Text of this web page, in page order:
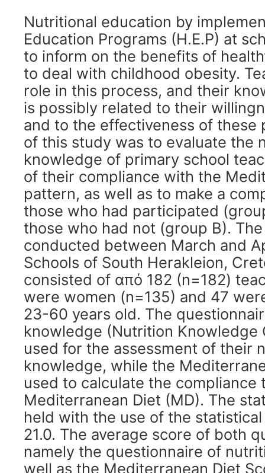
Nutritional education by
Education Programs (H.E.P) at
to inform on the benefits of
to deal with childhood obesity.
role in this process, and their
is possibly related to their
and to the effectiveness of these
of this study was to evaluate the
knowledge of primary school
of their compliance with the
pattern, as well as to make a
those who had participated
those who had not (group B).
conducted between March and
Schools of South Herakleion,
consisted of από 182 (n=182)
were women (n=135) and 47
23-60 years old. The
knowledge (Nutrition Knowledge
used for the assessment of their
knowledge, while the
used to calculate the compliance
Mediterranean Diet (MD). The
held with the use of the statistical
21.0. The average score of both
namely the questionnaire of
well as the Mediterranean Diet